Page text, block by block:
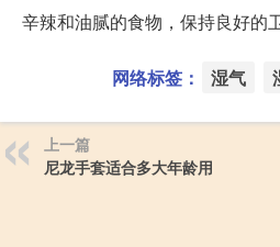
辛辣和油腻的食物，保持良好的
网络标签： 湿气
上一篇
尼龙手套适合多大年龄用